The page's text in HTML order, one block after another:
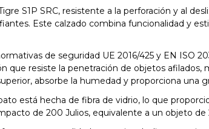
S1P SRC, resistente a la perforación y al
Este calzado combina funcionalidad y
de seguridad UE 2016/425 y EN ISO
que resiste la penetración de objetos
absorbe la humedad y proporciona una
está hecha de fibra de vidrio, lo que
de 200 Julios, equivalente a un objeto